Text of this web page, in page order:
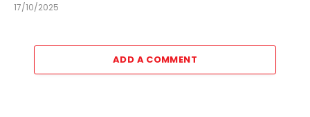
17/10/2025
ADD A COMMENT